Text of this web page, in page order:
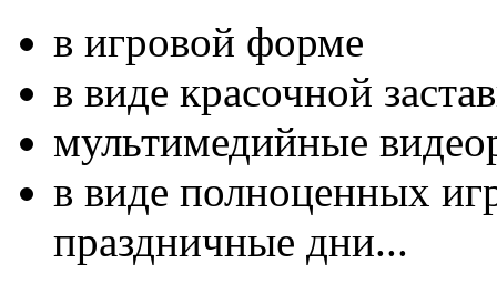
в игровой формe
в виде красочной
мультимедийные
в виде полноценных
праздничные дни...